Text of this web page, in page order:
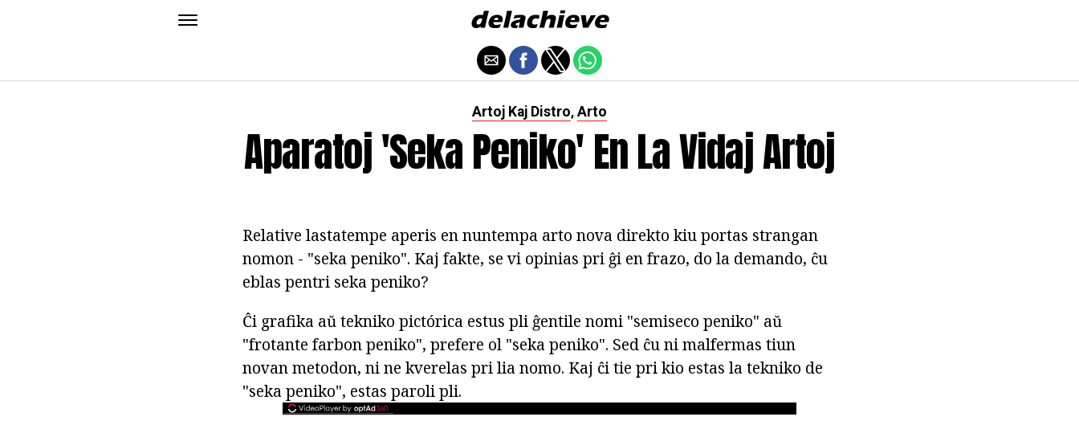
Artoj Kaj Distro, Arto
Aparatoj 'seka Peniko' En La Vidaj Artoj
Relative lastatempe aperis en nuntempa arto nova direkto kiu portas strangan
nomon - "seka peniko". Kaj fakte, se vi opinias pri ĝi en frazo, do la demando, ĉu
eblas pentri seka peniko?
Ĉi grafika aŭ tekniko pictórica estus pli ĝentile nomi "semiseco peniko" aŭ
"frotante farbon peniko", prefere ol "seka peniko". Sed ĉu ni malfermas tiun
novan metodon, ni ne kverelas pri lia nomo. Kaj ĉi tie pri kio estas la tekniko de
"seka peniko", estas paroli pli.